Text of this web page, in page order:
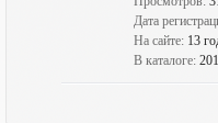
Дата
На сайте: 13
В каталоге: